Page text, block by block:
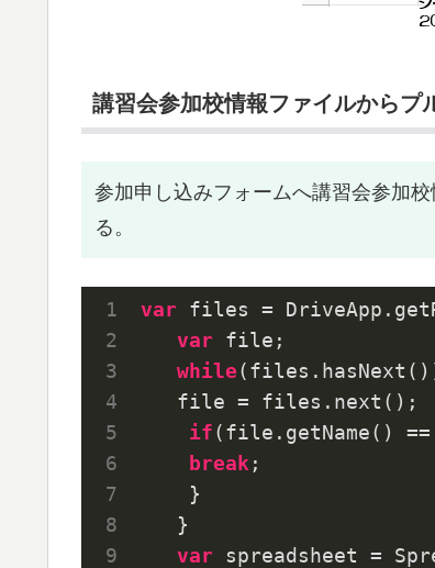
講習会参加校情報ファイルからプ
参加申し込みフォームへ講習会参加
る。
var files =
var file;
while
if(file.getName() ==
break ;
var spreadsheet =